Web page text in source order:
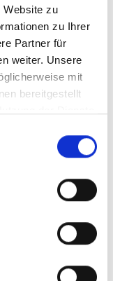
Website zu
zu Ihrer
Partner für
weiter. Unsere
mit
bereitgestellt
STRICKER -
...